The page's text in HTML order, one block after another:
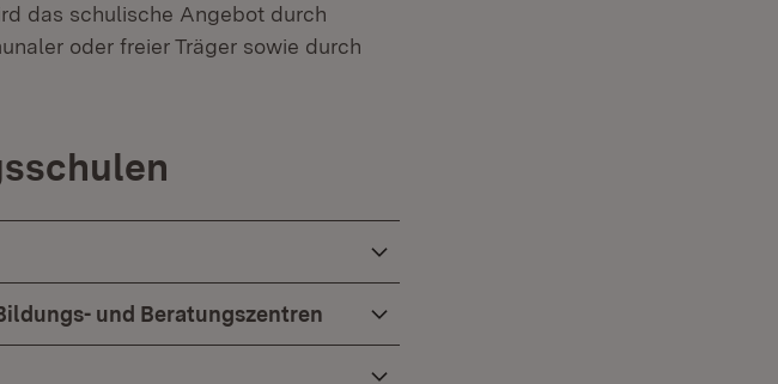
das schulische Angebot durch
oder freier Träger sowie durch
und Beratungszentren